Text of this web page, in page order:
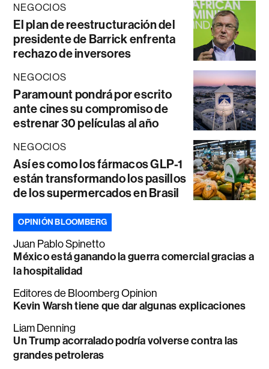
NEGOCIOS
El plan de reestructuración del
presidente de Barrick enfrenta
rechazo de inversores
NEGOCIOS
Paramount pondrá por escrito
ante cines su compromiso de
estrenar 30 películas al año
NEGOCIOS
Así es como los fármacos GLP-1
están transformando los pasillos
de los supermercados en Brasil
OPINIÓN BLOOMBERG
Juan Pablo Spinetto
México está ganando la guerra comercial gracias a
la hospitalidad
Editores de Bloomberg Opinion
Kevin Warsh tiene que dar algunas explicaciones
Liam Denning
Un Trump acorralado podría volverse contra las
grandes petroleras